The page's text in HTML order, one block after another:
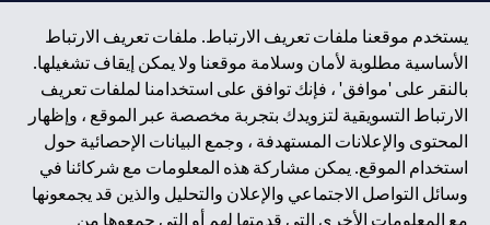
يستخدم موقعنا ملفات تعريف الارتباط. ملفات تعريف الارتباط
الأساسية مطلوبة لأمان وسلامة موقعنا ولا يمكن إيقاف تشغيلها.
بالنقر على 'موافق' ، فإنك توافق على استخدامنا لملفات تعريف
الارتباط التسويقية لتزويدك بتجربة مخصصة عبر الموقع ، وإظهار
المحتوى والإعلانات المستهدفة ، وجمع البيانات الإحصائية حول
استخدام الموقع. يمكن مشاركة هذه المعلومات مع شركائنا في
وسائل التواصل الاجتماعي والإعلان والتحليل والذين قد يجمعونها
مع المعلومات الأخرى التي قدمتها لهم أو التي جمعوها من
سيتي بنك إن. إيه. الإمارات مسجل لدى مصرف الإمارات المركزي تحت
أرقام التراخيص 202563 لفرع الوصل في دبي، 531989 لفرع مول
الإمارات في دبي، وCN-1002019لفرع أبوظبي. هاتف: 4000 311 04.
فرع سيتي بنك إن إيه - الإمارات العربية المتحدة مرخص من مصرف
الإمارات العربية المتحدة المركزي كفرع لبنك أجنبي.
سيتي بنك إن إيه الإمارات العربية المتحدة مرخص من هيئة الأوراق المالية